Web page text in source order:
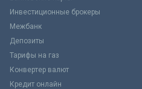
Инвестиционные брокеры
Межбанк
Депозиты
Тарифы на газ
Конвертер валют
Кредит онлайн